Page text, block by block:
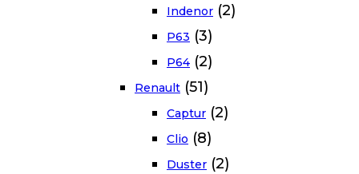
Indenor (2)
P63 (3)
P64 (2)
Renault (51)
Captur (2)
Clio (8)
Duster (2)